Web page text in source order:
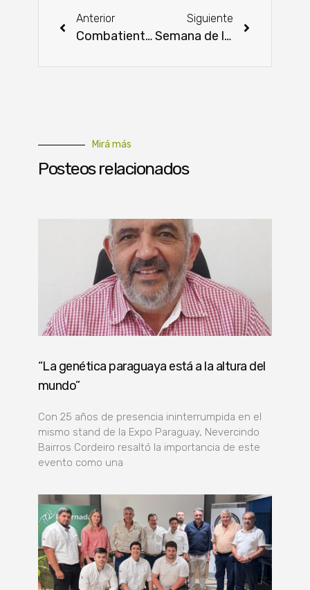
Anterior
Combatientes de incendios forestales en Chovoreca fueron homenajeados
Siguiente
Semana de la Seguridad Vial: cuidemos a quienes eligen caminar
Mirá más
Posteos relacionados
“La genética paraguaya está a la altura del
mundo”
Con 25 años de presencia ininterrumpida en el
mismo stand de la Expo Paraguay, Nevercindo
Bairros Cordeiro resaltó la importancia de este
evento como una